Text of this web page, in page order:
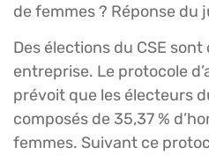
de femmes ? Réponse du
Des élections du CSE
entreprise. Le protocole
prévoit que les électeurs
composés de 35,37 %
femmes. Suivant ce